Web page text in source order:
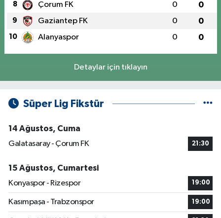
8 Çorum FK 0 0
9 Gaziantep FK 0 0
10 Alanyaspor 0 0
Detaylar için tıklayın
Süper Lig Fikstür
14 Ağustos, Cuma
Galatasaray - Çorum FK
21:30
15 Ağustos, Cumartesi
Konyaspor - Rizespor
19:00
Kasımpaşa - Trabzonspor 19:00